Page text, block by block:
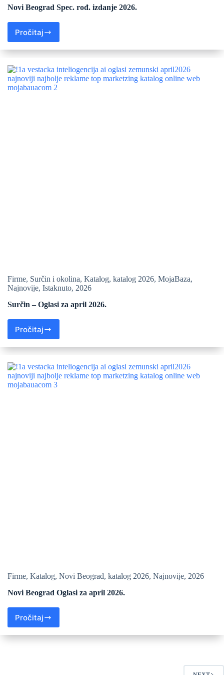
Novi Beograd Spec. rođ. izdanje 2026.
Pročitaj
Firme, Surčin i okolina, Katalog, katalog 2026, MojaBaza,
Najnovije, Istaknuto, 2026
Surčin – Oglasi za april 2026.
Pročitaj
Firme, Katalog, Novi Beograd, katalog 2026, Najnovije, 2026
Novi Beograd Oglasi za april 2026.
Pročitaj